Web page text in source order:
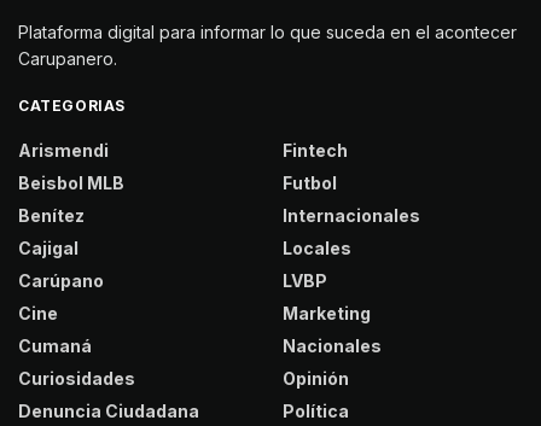
Plataforma digital para informar lo que suceda en el acontecer
Carupanero.
CATEGORIAS
Arismendi
Beisbol MLB
Benítez
Cajigal
Carúpano
Cine
Cumaná
Curiosidades
Denuncia Ciudadana
Fintech
Futbol
Internacionales
Locales
LVBP
Marketing
Nacionales
Opinión
Política